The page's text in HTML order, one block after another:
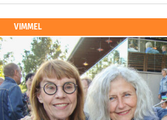
VIMMEL